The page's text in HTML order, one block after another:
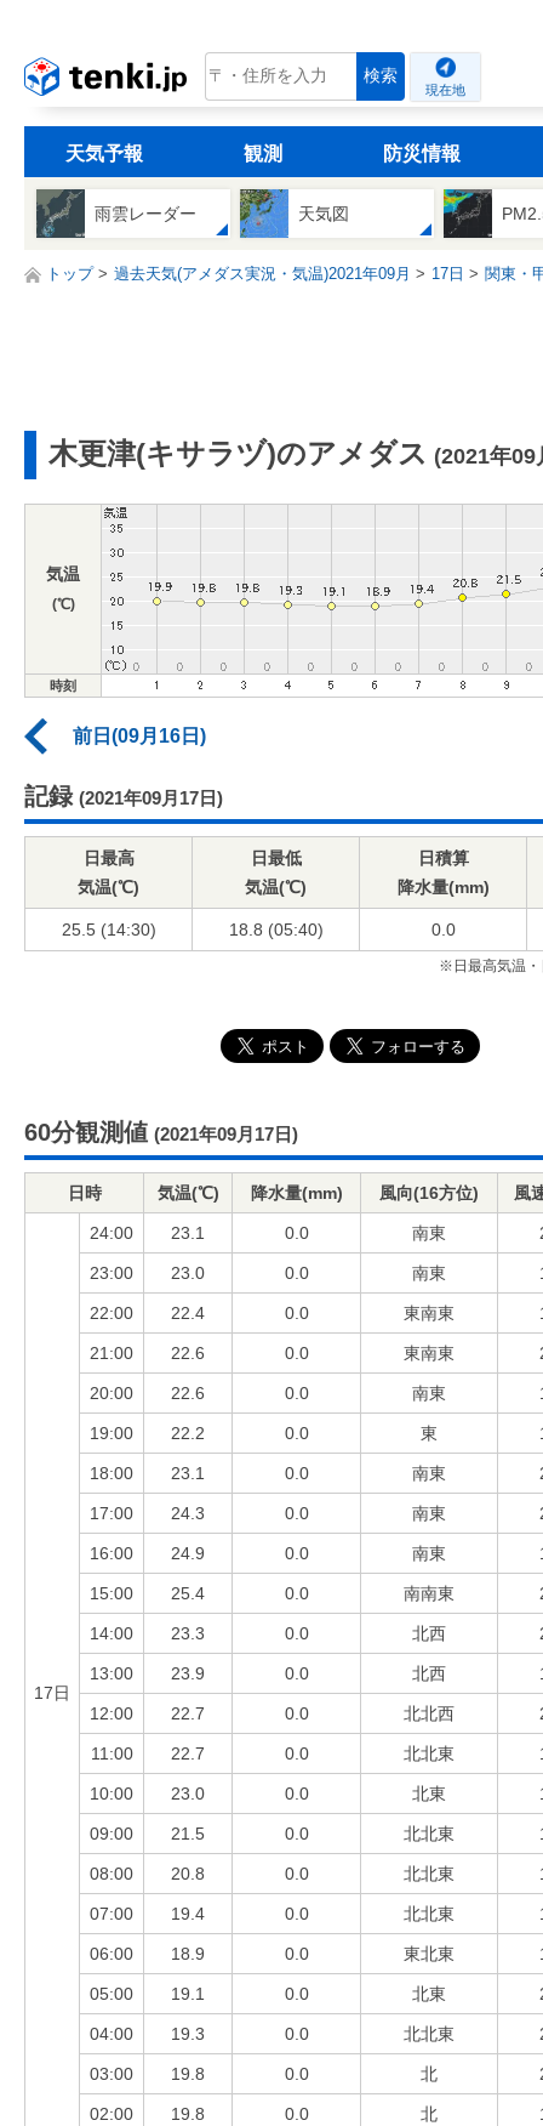
tenki.jp 検索
現在地
天気予報 観測 防災情報
雨雲レーダー 天気図
トップ 過去天気(アメダス実況・気温)2021年09月 17日 関東・
木更津(キサラヅ)のアメダス (2021年09
気温
(℃)
時刻
前日(09月16日)
記録 (2021年09月17日)
日最高
気温(℃)
日最低
気温(℃)
日積算
降水量(mm)
25.5 (14:30) 18.8 (05:40) 0.0
※日最高気温・
60分観測値 (2021年09月17日)
日時 気温(℃) 降水量(mm) 風向(16方位) 風
17日
24:00 23.1 0.0 南東
23:00 23.0 0.0 南東
22:00 22.4 0.0 東南東
21:00 22.6 0.0 東南東
20:00 22.6 0.0 南東
19:00 22.2 0.0 東
18:00 23.1 0.0 南東
17:00 24.3 0.0 南東
16:00 24.9 0.0 南東
15:00 25.4 0.0 南南東
14:00 23.3 0.0 北西
13:00 23.9 0.0 北西
12:00 22.7 0.0 北北西
11:00 22.7 0.0 北北東
10:00 23.0 0.0 北東
09:00 21.5 0.0 北北東
08:00 20.8 0.0 北北東
07:00 19.4 0.0 北北東
06:00 18.9 0.0 東北東
05:00 19.1 0.0 北東
04:00 19.3 0.0 北北東
03:00 19.8 0.0 北
02:00 19.8 0.0 北